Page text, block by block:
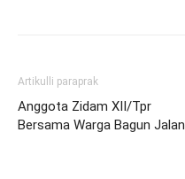
Artikulli paraprak
Anggota Zidam XII/Tpr
Bersama Warga Bagun Jalan